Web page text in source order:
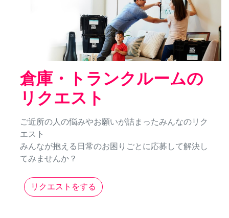
倉庫・トランクルームの
リクエスト
ご近所の人の悩みやお願いが詰まったみんなのリク
エスト
みんなが抱える日常のお困りごとに応募して解決し
てみませんか？
リクエストをする